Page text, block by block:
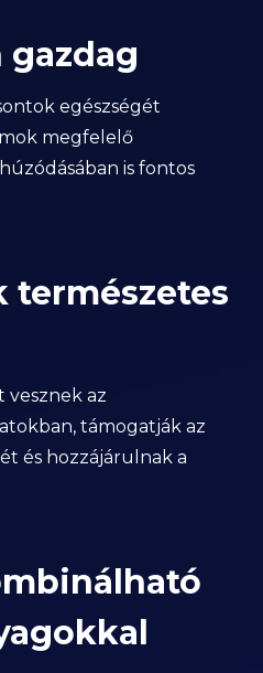
egészségét
megfelelő
is fontos
természetes
vesznek az
támogatják az
és hozzájárulnak a